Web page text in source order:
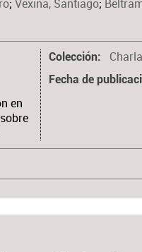
;Vexina, Santiago;
en
Colección
Fecha de